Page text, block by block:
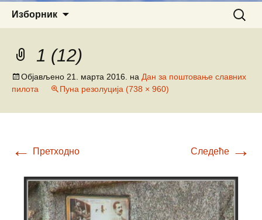
Изборник
1 (12)
Објављено 21. марта 2016. на Дан за поштовање славних
пилота
Пуна резолуција (738 × 960)
← Претходно Следеће →